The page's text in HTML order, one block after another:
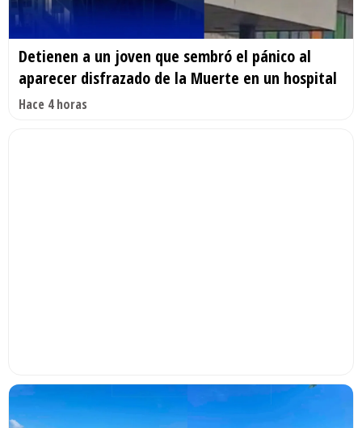
Detienen a un joven que sembró el pánico al
aparecer disfrazado de la Muerte en un hospital
Hace 4 horas